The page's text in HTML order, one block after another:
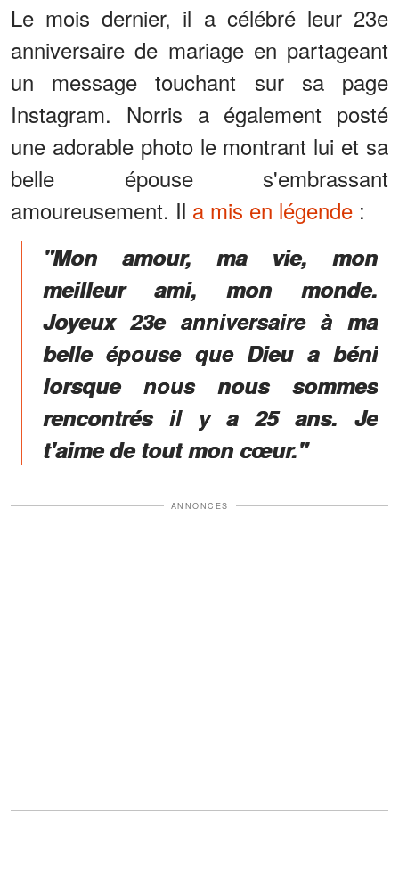
Le mois dernier, il a célébré leur 23e
anniversaire de mariage en partageant
un message touchant sur sa page
Instagram. Norris a également posté
une adorable photo le montrant lui et sa
belle épouse s'embrassant
amoureusement. Il a mis en légende :
"Mon amour, ma vie, mon
meilleur ami, mon monde.
Joyeux 23e anniversaire à ma
belle épouse que Dieu a béni
lorsque nous nous sommes
rencontrés il y a 25 ans. Je
t'aime de tout mon cœur."
ANNONCES